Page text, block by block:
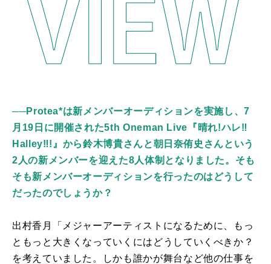
──Protea*は新メンバーオーディションを実施し、7
月19日に開催された5th Oneman Live『晴れ!ハレ‼︎
Halley‼︎!』から鈴木博貴さんと朝日奈侑史さんという
2人の新メンバーを迎えた8人体制となりました。そも
そも新メンバーオーディションを行ったのはどうして
だったのでしょうか？
出村香月「メジャーアーティストになるために、もっ
ともっと大きくなっていくにはどうしていくべきか？
を考えていました。しかも誰かが舞台など他の仕事を